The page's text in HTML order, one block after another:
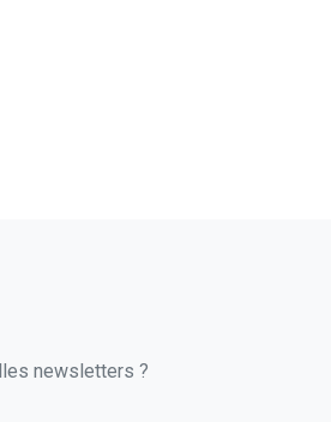
newsletters ?